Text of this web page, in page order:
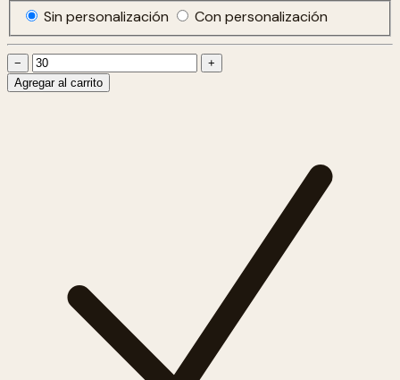
Sin personalización Con personalización
−
+
Agregar al carrito